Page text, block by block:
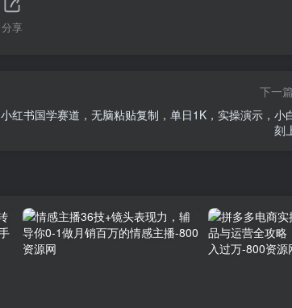
分享
下一篇
小红书国学赛道，无脑粘贴复制，单日1K，实操演示，小
刻